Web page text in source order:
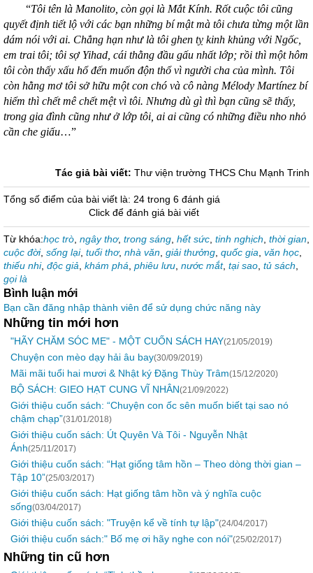
“Tôi tên là Manolito, còn gọi là Mắt Kính. Rốt cuộc tôi cũng
quyết định tiết lộ với các bạn những bí mật mà tôi chưa từng một lần
dám nói với ai. Chẳng hạn như là tôi ghen tỵ kinh khủng với Ngốc,
em trai tôi; tôi sợ Yihad, cái thằng đầu gấu nhất lớp; rồi thì một hôm
tôi còn thấy xấu hổ đến muốn độn thổ vì người cha của mình. Tôi
còn hằng mơ tôi sở hữu một con chó và cô nàng Mélody Martínez bí
hiểm thì chết mê chết mệt vì tôi. Nhưng dù gì thì bạn cũng sẽ thấy,
trong gia đình cũng như ở lớp tôi, ai ai cũng có những điều nho nhỏ
cần che giấu…”
Tác giả bài viết: Thư viện trường THCS Chu Mạnh Trinh
Tổng số điểm của bài viết là: 24 trong 6 đánh giá
Click để đánh giá bài viết
Từ khóa:học trò ngây thơ, trong sáng hết sức tinh nghịch thời gian
cuộc đời, sống lại, tuổi thơ, nhà văn giải thưởng quốc gia văn học
thiếu nhi, độc giả khám phá phiêu lưu nước mắt, tại sao tủ sách
gọi là
Bình luận mới
Bạn cần đăng nhập thành viên để sử dụng chức năng này
Những tin mới hơn
"HÃY CHĂM SÓC ME" - MỘT CUỐN SÁCH HAY(21/05/2019)
Chuyện con mèo dạy hải âu bay(30/09/2019)
Mãi mãi tuổi hai mươi & Nhật ký Đặng Thùy Trâm(15/12/2020)
BỘ SÁCH: GIEO HẠT CUNG VĨ NHÂN(21/09/2022)
Giới thiệu cuốn sách: “Chuyện con ốc sên muốn biết tại sao nó
chậm chạp”(31/01/2018)
Giới thiệu cuốn sách: Út Quyên Và Tôi - Nguyễn Nhật
Ánh(25/11/2017)
Giới thiệu cuốn sách: “Hạt giống tâm hồn – Theo dòng thời gian –
Tập 10”(25/03/2017)
Giới thiệu cuốn sách: Hạt giống tâm hồn và ý nghĩa cuộc
sống(03/04/2017)
Giới thiệu cuốn sách: "Truyện kể về tính tự lập"(24/04/2017)
Giới thiệu cuốn sách:" Bố mẹ ơi hãy nghe con nói"(25/02/2017)
Những tin cũ hơn